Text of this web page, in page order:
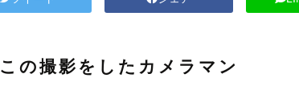
この撮影をしたカメラマン